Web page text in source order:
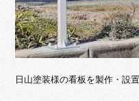
日山塗装様の看板を製作・設